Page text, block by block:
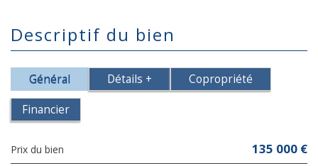
descriptif du bien
Général Détails + Copropriété
Financier
Prix du bien 135 000 €